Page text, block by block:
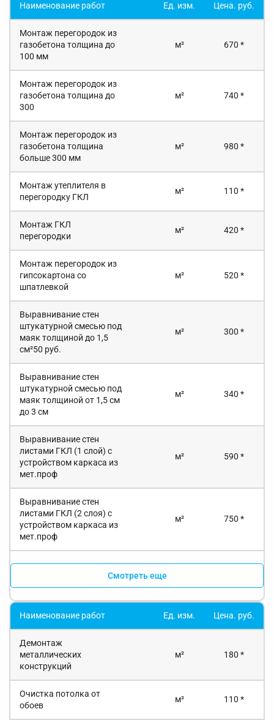
Наименование работ Ед. изм. Цена. руб.
Монтаж перегородок из
газобетона толщина до
100 мм
м² 670 *
Монтаж перегородок из
газобетона толщина до
300
м² 740 *
Монтаж перегородок из
газобетона толщина
больше 300 мм
м² 980 *
Монтаж утеплителя в
перегородку ГКЛ
м² 110 *
Монтаж ГКЛ
перегородки
м² 420 *
Монтаж перегородок из
гипсокартона со
шпатлевкой
м² 520 *
Выравнивание стен
штукатурной смесью под
маяк толщиной до 1,5
см²50 руб.
м² 300 *
Выравнивание стен
штукатурной смесью под
маяк толщиной от 1,5 см
до 3 см
м² 340 *
Выравнивание стен
листами ГКЛ (1 слой) с
устройством каркаса из
мет.проф
м² 590 *
Выравнивание стен
листами ГКЛ (2 слоя) с
устройством каркаса из
мет.проф
м² 750 *
Смотреть еще
Наименование работ Ед. изм. Цена. руб.
Демонтаж
металлических
конструкций
м² 180 *
Очистка потолка от
обоев
м² 110 *